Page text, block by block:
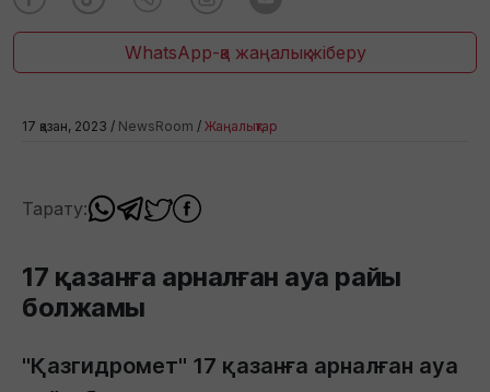
WhatsApp-қа жаңалық жіберу
17 қазан, 2023 / NewsRoom / Жаңалықтар
Тарату:
17 қазанға арналған ауа райы
болжамы
"Қазгидромет" 17 қазанға арналған ауа